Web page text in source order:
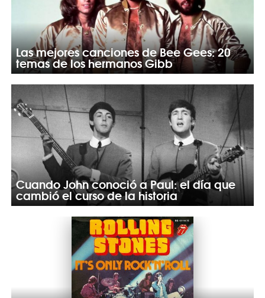
Las mejores canciones de Bee Gees: 20
temas de los hermanos Gibb
Cuando John conoció a Paul: el día que
cambió el curso de la historia